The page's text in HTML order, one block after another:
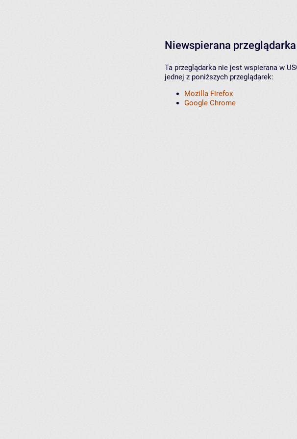
Niewspierana przeglądarka
Ta przeglądarka nie jest wspierana w
jednej z poniższych przeglądarek:
Mozilla Firefox
Google Chrome